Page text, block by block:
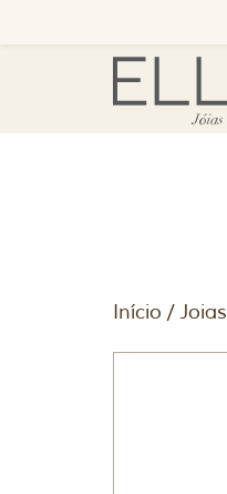
Início /Joias